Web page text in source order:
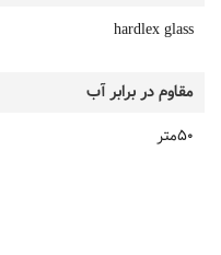
hardlex glass
مقاوم در برابر آب
50متر